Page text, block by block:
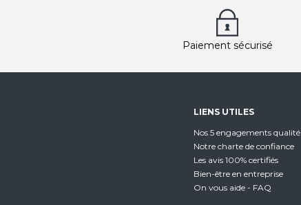
Paiement sécurisé
LIENS UTILES
Nos 5 engagements qualité
Notre charte de confiance
Les avis 100% certifiés
Bien-être en entreprise
On vous aide - FAQ